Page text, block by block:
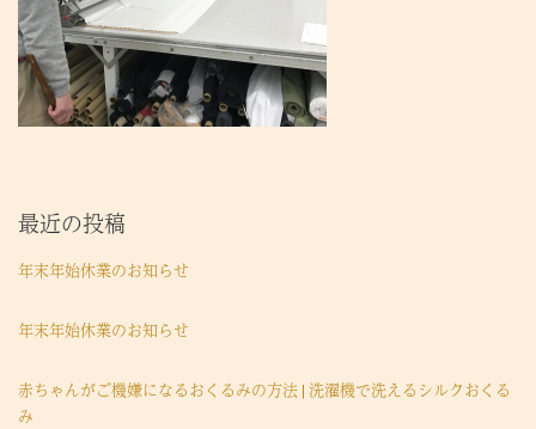
最近の投稿
年末年始休業のお知らせ
年末年始休業のお知らせ
赤ちゃんがご機嫌になるおくるみの方法 | 洗濯機で洗えるシルクおくる
み